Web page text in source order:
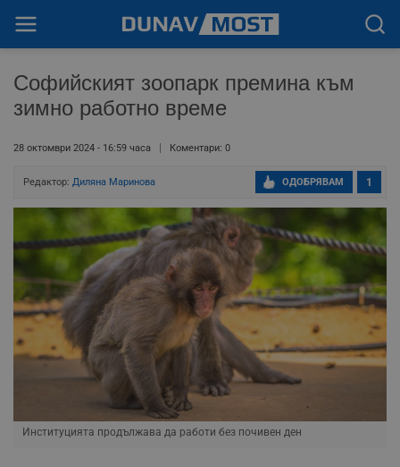
Софийският зоопарк премина към
зимно работно време
28 октомври 2024 - 16:59 часа Коментари: 0
Редактор: Диляна Маринова 1
ОДОБРЯВАМ
Институцията продължава да работи без почивен ден